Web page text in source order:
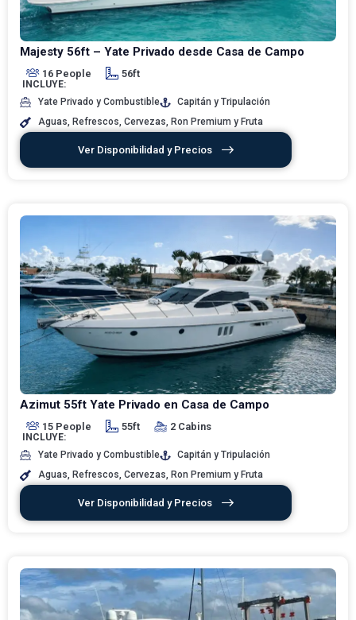
Majesty 56ft – Yate Privado desde Casa de Campo
16 People 56ft
INCLUYE:
Yate Privado y Combustible
Capitán y Tripulación
Aguas, Refrescos, Cervezas, Ron Premium y Fruta
Ver Disponibilidad y Precios
Azimut 55ft Yate Privado en Casa de Campo
15 People 55ft 2 Cabins
INCLUYE:
Yate Privado y Combustible
Capitán y Tripulación
Aguas, Refrescos, Cervezas, Ron Premium y Fruta
Ver Disponibilidad y Precios